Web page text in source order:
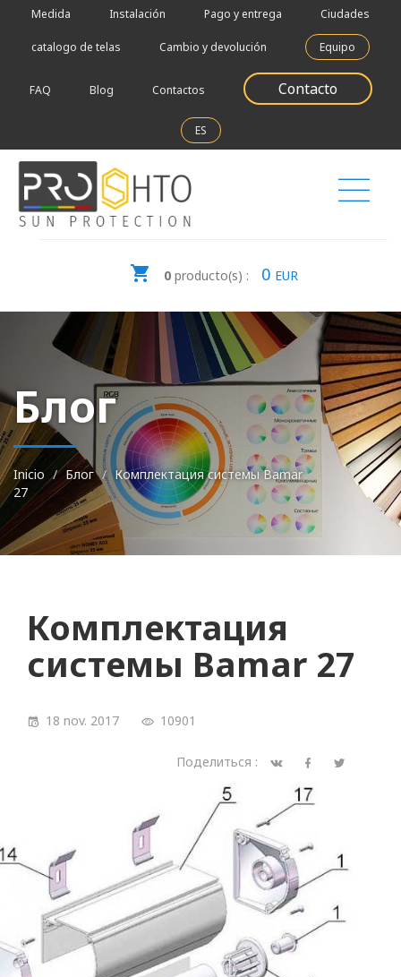
Medida Instalación Pago y entrega Ciudades
catalogo de telas Cambio y devolución Equipo
FAQ Blog Contactos Contacto
ES
0 producto(s) : 0 EUR
Блог
Inicio Блог
Комплектация системы Bamar
27
Комплектация
системы Bamar 27
18 nov. 2017 10901
Поделиться :